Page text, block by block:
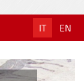
IT EN